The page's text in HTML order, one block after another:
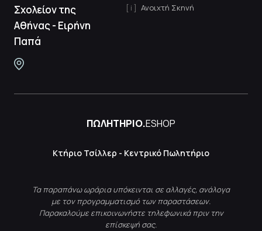
Σχολείον της
Αθήνας - Ειρήνη
Παπά
Ανοιχτή Σκηνή
ΠΩΛΗΤΗΡΙΟ.ESHOP
Κτήριο Τσίλλερ - Κεντρικό Πωλητήριο
Τα παραπάνω ωράρια υπόκεινται σε αλλαγές, ανάλογα
με τον προγραμματισμό των παραστάσεων.
Παρακαλούμε επικοινωνήστε τηλεφωνικά πριν την
επίσκεψή σας.